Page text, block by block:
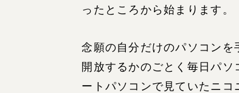
ったところから始まります。
念願の自分だけのパソコン
開放するかのごとく毎日パ
ートパソコンで見ていたニ